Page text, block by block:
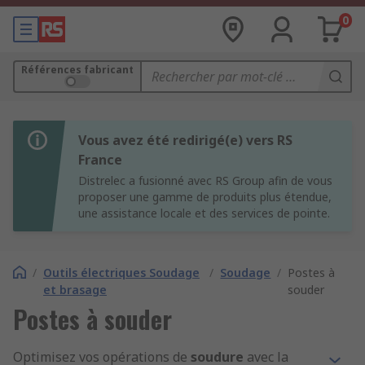
0
Références fabricant
Vous avez été redirigé(e) vers RS
France
Distrelec a fusionné avec RS Group afin de vous
proposer une gamme de produits plus étendue,
une assistance locale et des services de pointe.
/ Outils électriques Soudage
et brasage
/ Soudage / Postes à
souder
Postes à souder
Optimisez vos opérations de soudure avec la